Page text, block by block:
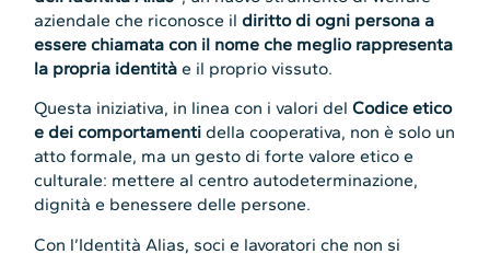
aziendale che riconosce ildiritto di ogni persona a
essere chiamata con il nome che meglio rappresenta
la propria identitàe il proprio vissuto.
Questa iniziativa, in linea con i valori delCodice etico
e dei comportamenti della cooperativa, non è solo un
atto formale, ma un gesto di forte valore etico e
culturale: mettere al centro autodeterminazione,
dignità e benessere delle persone.
Con l’Identità Alias, soci e lavoratori che non si